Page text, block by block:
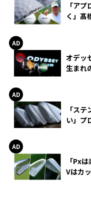
「ア
く」髙
オデッ
生まれ
「ス
い」プ
「Px
Vはカ